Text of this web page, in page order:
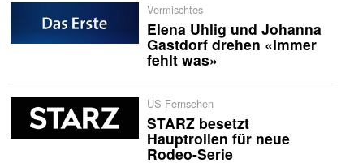
Vermischtes
Elena Uhlig und Johanna
Gastdorf drehen «Immer
fehlt was»
US-Fernsehen
STARZ besetzt
Hauptrollen für neue
Rodeo-Serie